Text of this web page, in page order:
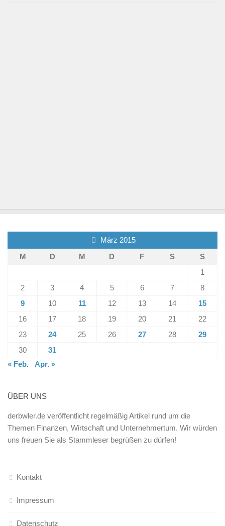
März 2015
M
D M D F S
S
1
2
3 4 5 6 7
8
9
10 11 12 13 14
15
16
17 18 19 20 21
22
23
24 25 26 27 28
29
30
31
« Feb.
Apr. »
ÜBER UNS
derbwler.de veröffentlicht regelmäßig Artikel rund um die
Themen Finanzen, Wirtschaft und Unternehmertum. Wir würden
uns freuen Sie als Stammleser begrüßen zu dürfen!
Kontakt
Impressum
Datenschutz